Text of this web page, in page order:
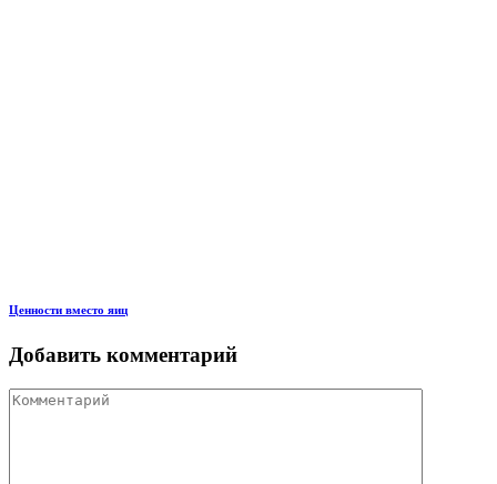
Ценности вместо яиц
Добавить комментарий